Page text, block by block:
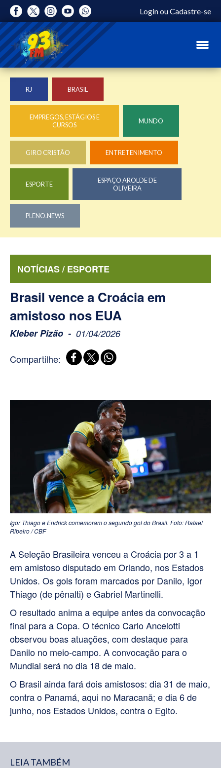
LoginouCadastre-se
RJ BRASIL
EMPREGOS, ESTÁGIOS E
CURSOS
MUNDO
GIRO CRISTÃO ENTRETENIMENTO
ESPORTE
ESPAÇO AROLDE DE
OLIVEIRA
PLENO.NEWS
NOTÍCIAS / ESPORTE
Brasil vence a Croácia em
amistoso nos EUA
Kleber Pizão 01/04/2026
Compartilhe:
Igor Thiago e Endrick comemoram o segundo gol do Brasil. Foto: Rafael
Ribeiro / CBF
A Seleção Brasileira venceu a Croácia por 3 a 1
em amistoso disputado em Orlando, nos Estados
Unidos. Os gols foram marcados por Danilo, Igor
Thiago (de pênalti) e Gabriel Martinelli.
O resultado anima a equipe antes da convocação
final para a Copa. O técnico Carlo Ancelotti
observou boas atuações, com destaque para
Danilo no meio-campo. A convocação para o
Mundial será no dia 18 de maio.
O Brasil ainda fará dois amistosos: dia 31 de maio,
contra o Panamá, aqui no Maracanã; e dia 6 de
junho, nos Estados Unidos, contra o Egito.
LEIA TAMBÉM